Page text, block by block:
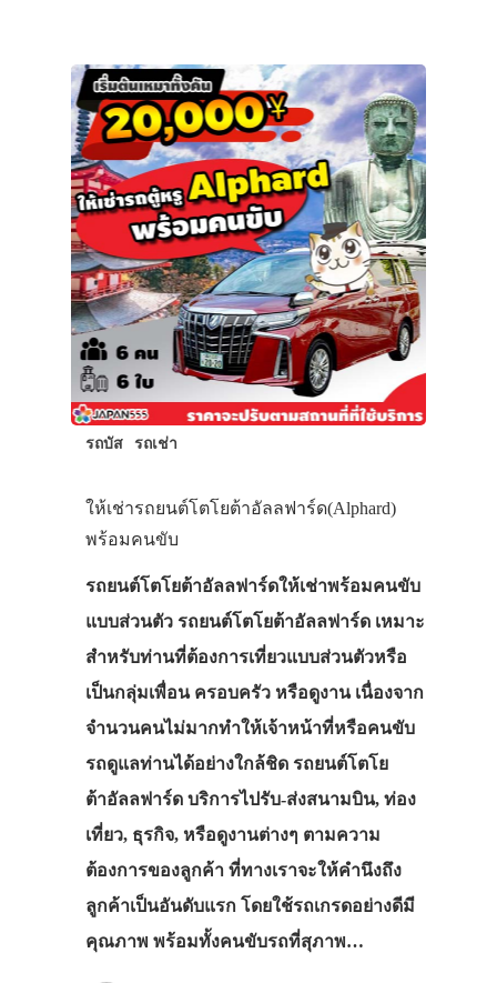
รถบัส รถเช่า
ให้เช่ารถยนต์โตโยต้าอัลลฟาร์ด(Alphard)
พร้อมคนขับ
รถยนต์โตโยต้าอัลลฟาร์ดให้เช่าพร้อมคนขับ
แบบส่วนตัว รถยนต์โตโยต้าอัลลฟาร์ด เหมาะ
สำหรับท่านที่ต้องการเที่ยวแบบส่วนตัวหรือ
เป็นกลุ่มเพื่อน ครอบครัว หรือดูงาน เนื่องจาก
จำนวนคนไม่มากทำให้เจ้าหน้าที่หรือคนขับ
รถดูแลท่านได้อย่างใกล้ชิด รถยนต์โตโย
ต้าอัลลฟาร์ด บริการไปรับ-ส่งสนามบิน, ท่อง
เที่ยว, ธุรกิจ, หรือดูงานต่างๆ ตามความ
ต้องการของลูกค้า ที่ทางเราจะให้คำนึงถึง
ลูกค้าเป็นอันดับแรก โดยใช้รถเกรดอย่างดีมี
คุณภาพ พร้อมทั้งคนขับรถที่สุภาพ…